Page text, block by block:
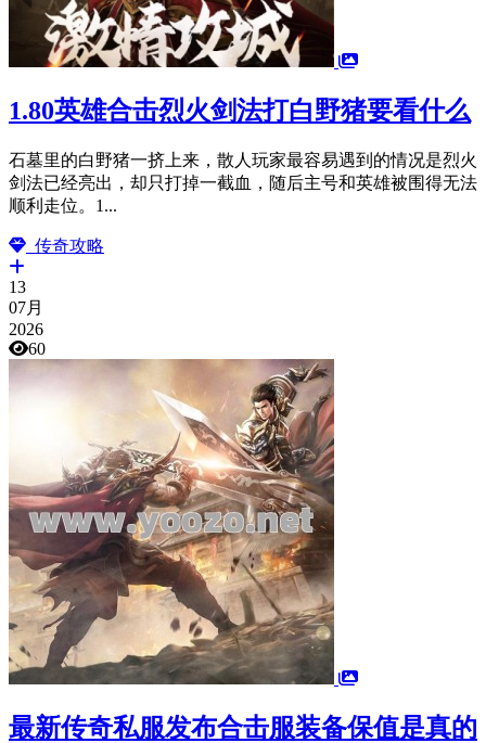
1.80英雄合击烈火剑法打白野猪要看什么
石墓里的白野猪一挤上来，散人玩家最容易遇到的情况是烈火
剑法已经亮出，却只打掉一截血，随后主号和英雄被围得无法
顺利走位。1...
传奇攻略
13
07月
2026
60
最新传奇私服发布合击服装备保值是真的